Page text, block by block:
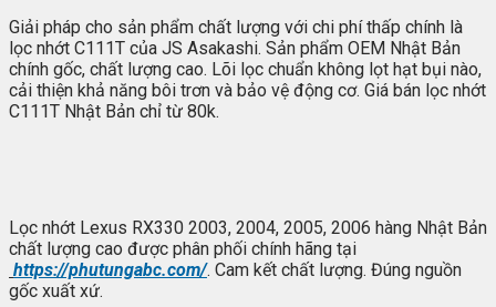
Giải pháp cho sản phẩm chất lượng với chi phí thấp chính là
lọc nhớt C111T của JS Asakashi. Sản phẩm OEM Nhật Bản
chính gốc, chất lượng cao. Lõi lọc chuẩn không lọt hạt bụi nào,
cải thiện khả năng bôi trơn và bảo vệ động cơ. Giá bán lọc nhớt
C111T Nhật Bản chỉ từ 80k.
Lọc nhớt Lexus RX330 2003, 2004, 2005, 2006 hàng Nhật Bản
chất lượng cao được phân phối chính hãng tại
https://phutungabc.com/. Cam kết chất lượng. Đúng nguồn
gốc xuất xứ.